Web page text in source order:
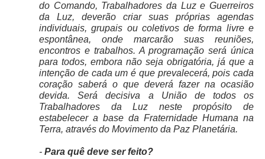
do Comando, Trabalhadores da Luz e Guerreiros
da Luz, deverão criar suas próprias agendas
individuais, grupais ou coletivos de forma livre e
espontânea, onde marcarão suas reuniões,
encontros e trabalhos. A programação será única
para todos, embora não seja obrigatória, já que a
intenção de cada um é que prevalecerá, pois cada
coração saberá o que deverá fazer na ocasião
devida. Será decisiva a União de todos os
Trabalhadores da Luz neste propósito de
estabelecer a base da Fraternidade Humana na
Terra, através do Movimento da Paz Planetária.
-Para quê deve ser feito?